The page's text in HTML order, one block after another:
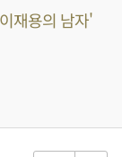
재용의 남자'